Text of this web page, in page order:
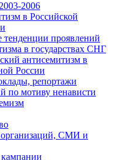
2006
в Российской
проявлений
в государствах СНГ
антисемитизм в
России
репортажи
по мотиву ненависти
организаций, СМИ и